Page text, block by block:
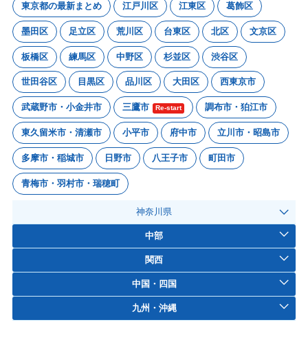
東京都の最新まとめ 江戸川区 江東区 葛飾区
墨田区 足立区 荒川区 台東区 北区 文京区
板橋区 練馬区 中野区 杉並区 渋谷区
世田谷区 目黒区 品川区 大田区 西東京市
武蔵野市・小金井市 三鷹市 Re-start 調布市・狛江市
東久留米市・清瀬市 小平市 府中市 立川市・昭島市
多摩市・稲城市 日野市 八王子市 町田市
青梅市・羽村市・瑞穂町
神奈川県
中部
関西
中国・四国
九州・沖縄